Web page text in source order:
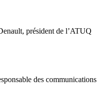
président de l’ATUQ
des communications